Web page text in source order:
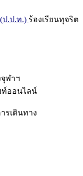
ป.ป.ท.) ร้องเรียนทุจริต
ฬาฯ
ออนไลน์
รเดินทาง